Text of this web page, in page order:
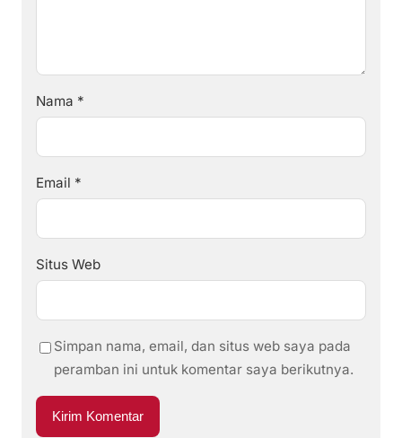
Nama *
Email *
Situs Web
Simpan nama, email, dan situs web saya pada
peramban ini untuk komentar saya berikutnya.